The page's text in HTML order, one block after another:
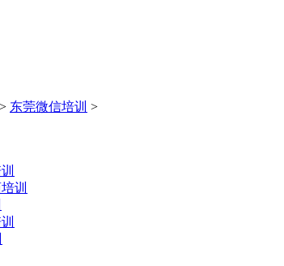
> 东莞微信培训 >
训